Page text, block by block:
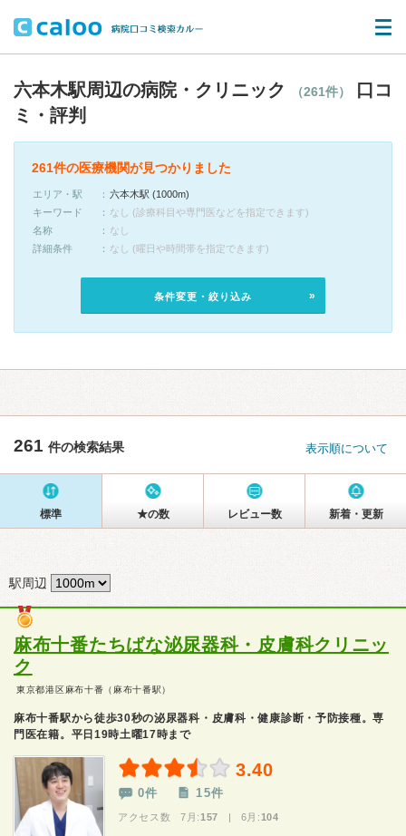
六本木駅周辺の病院・クリニック （261件）
口コ
ミ・評判
261件の医療機関が見つかりました
エリア・駅
六本木駅 (1000m)
キーワード
なし (診療科目や専門医などを指定できます)
名称
なし
詳細条件
なし (曜日や時間帯を指定できます)
条件変更・絞り込み
261 件の検索結果 表示順について
標準 ★の数 レビュー数 新着・更新
駅周辺
麻布十番たちばな泌尿器科・皮膚科クリニッ
ク
東京都港区麻布十番（麻布十番駅）
麻布十番駅から徒歩30秒の泌尿器科・皮膚科・健康診断・予防接種。専
門医在籍。平日19時土曜17時まで
3.40
0件 15件
アクセス数 7月: 157 | 6月: 104